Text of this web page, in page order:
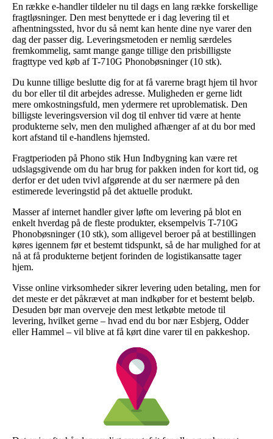
En række e-handler tildeler nu til dags en lang række forskellige
fragtløsninger. Den mest benyttede er i dag levering til et
afhentningssted, hvor du så nemt kan hente dine nye varer den
dag der passer dig. Leveringsmetoden er nemlig særdeles
fremkommelig, samt mange gange tillige den prisbilligste
fragttype ved køb af T-710G Phonobøsninger (10 stk).
Du kunne tillige beslutte dig for at få varerne bragt hjem til hvor
du bor eller til dit arbejdes adresse. Muligheden er gerne lidt
mere omkostningsfuld, men ydermere ret uproblematisk. Den
billigste leveringsversion vil dog til enhver tid være at hente
produkterne selv, men den mulighed afhænger af at du bor med
kort afstand til e-handlens hjemsted.
Fragtperioden på Phono stik Hun Indbygning kan være ret
udslagsgivende om du har brug for pakken inden for kort tid, og
derfor er det uden tvivl afgørende at du ser nærmere på den
estimerede leveringstid på det aktuelle produkt.
Masser af internet handler giver løfte om levering på blot en
enkelt hverdag på de fleste produkter, eksempelvis T-710G
Phonobøsninger (10 stk), som alligevel beroer på at bestillingen
køres igennem før et bestemt tidspunkt, så de har mulighed for at
nå at få produkterne betjent forinden de logistikansatte tager
hjem.
Visse online virksomheder sikrer levering uden betaling, men for
det meste er det påkrævet at man indkøber for et bestemt beløb.
Desuden bør man overveje den mest letkøbte metode til
levering, hvilket gerne – hvad end du bor nær Esbjerg, Odder
eller Hammel – vil blive at få kørt dine varer til en pakkeshop.